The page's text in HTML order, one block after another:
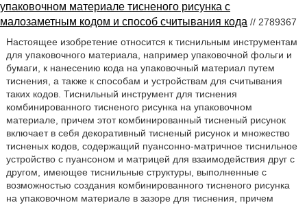
упаковочном материале тисненого рисунка с
малозаметным кодом и способ считывания кода // 2789367
Настоящее изобретение относится к тиснильным инструментам
для упаковочного материала, например упаковочной фольги и
бумаги, к нанесению кода на упаковочный материал путем
тиснения, а также к способам и устройствам для считывания
таких кодов. Тиснильный инструмент для тиснения
комбинированного тисненого рисунка на упаковочном
материале, причем этот комбинированный тисненый рисунок
включает в себя декоративный тисненый рисунок и множество
тисненых кодов, содержащий пуансонно-матричное тиснильное
устройство с пуансоном и матрицей для взаимодействия друг с
другом, имеющее тиснильные структуры, выполненные с
возможностью создания комбинированного тисненого рисунка
на упаковочном материале в зазоре для тиснения, причем